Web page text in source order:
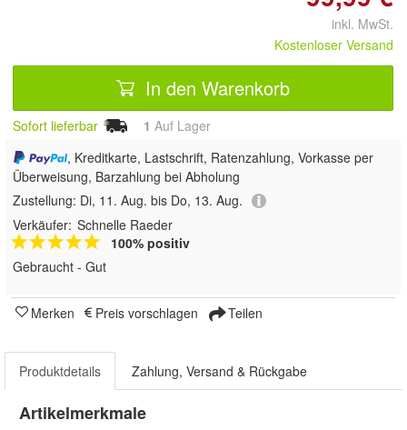
inkl. MwSt.
Kostenloser Versand
In den Warenkorb
Sofort lieferbar 1 Auf Lager
, Kreditkarte, Lastschrift, Ratenzahlung, Vorkasse per
Überweisung, Barzahlung bei Abholung
Zustellung: Di, 11. Aug. bis Do, 13. Aug.
Verkäufer: Schnelle Raeder
100% positiv
Gebraucht - Gut
Merken Preis vorschlagen Teilen
Produktdetails Zahlung, Versand & Rückgabe
Artikelmerkmale